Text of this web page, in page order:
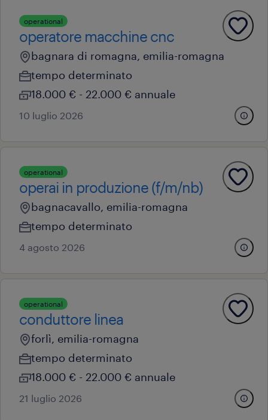
operational
operatore macchine cnc
bagnara di romagna, emilia-romagna
tempo determinato
18.000 € - 22.000 € annuale
10 luglio 2026
operational
operai in produzione (f/m/nb)
bagnacavallo, emilia-romagna
tempo determinato
4 agosto 2026
operational
conduttore linea
forlì, emilia-romagna
tempo determinato
18.000 € - 22.000 € annuale
21 luglio 2026